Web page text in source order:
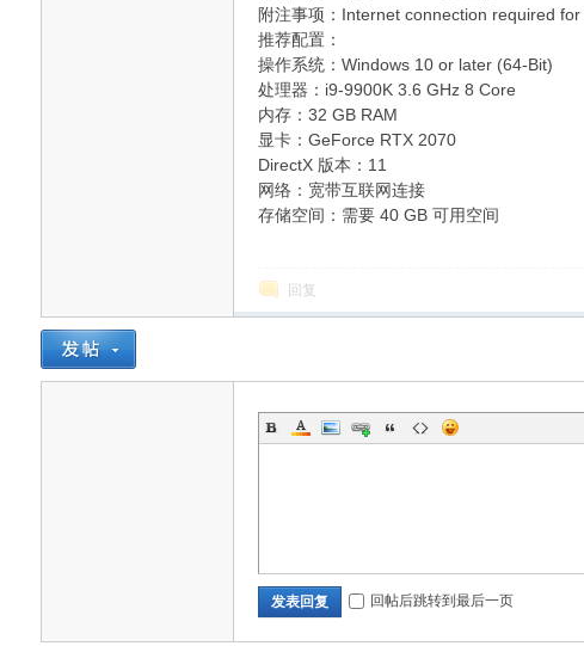
附注事项：Internet connection required
推荐配置：
操作系统：Windows 10 or later (64-Bit)
处理器：i9-9900K 3.6 GHz 8 Core
内存：32 GB RAM
显卡：GeForce RTX 2070
DirectX 版本：11
网络：宽带互联网连接
存储空间：需要 40 GB 可用空间
回复
发表回复 回帖后跳转到最后一页